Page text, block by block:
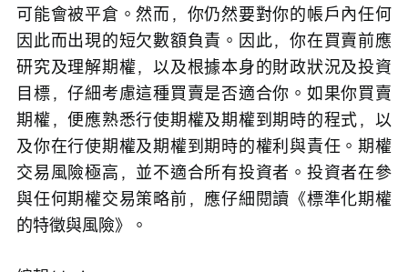
可能會被平倉。然而，你仍然要對你的帳戶內任何
因此而出現的短欠數額負責。因此，你在買賣前應
研究及理解期權，以及根據本身的財政狀況及投資
目標，仔細考慮這種買賣是否適合你。如果你買賣
期權，便應熟悉行使期權及期權到期時的程式，以
及你在行使期權及期權到期時的權利與責任。期權
交易風險極高，並不適合所有投資者。投資者在參
與任何期權交易策略前，應仔細閱讀《標準化期權
的特徵與風險》。